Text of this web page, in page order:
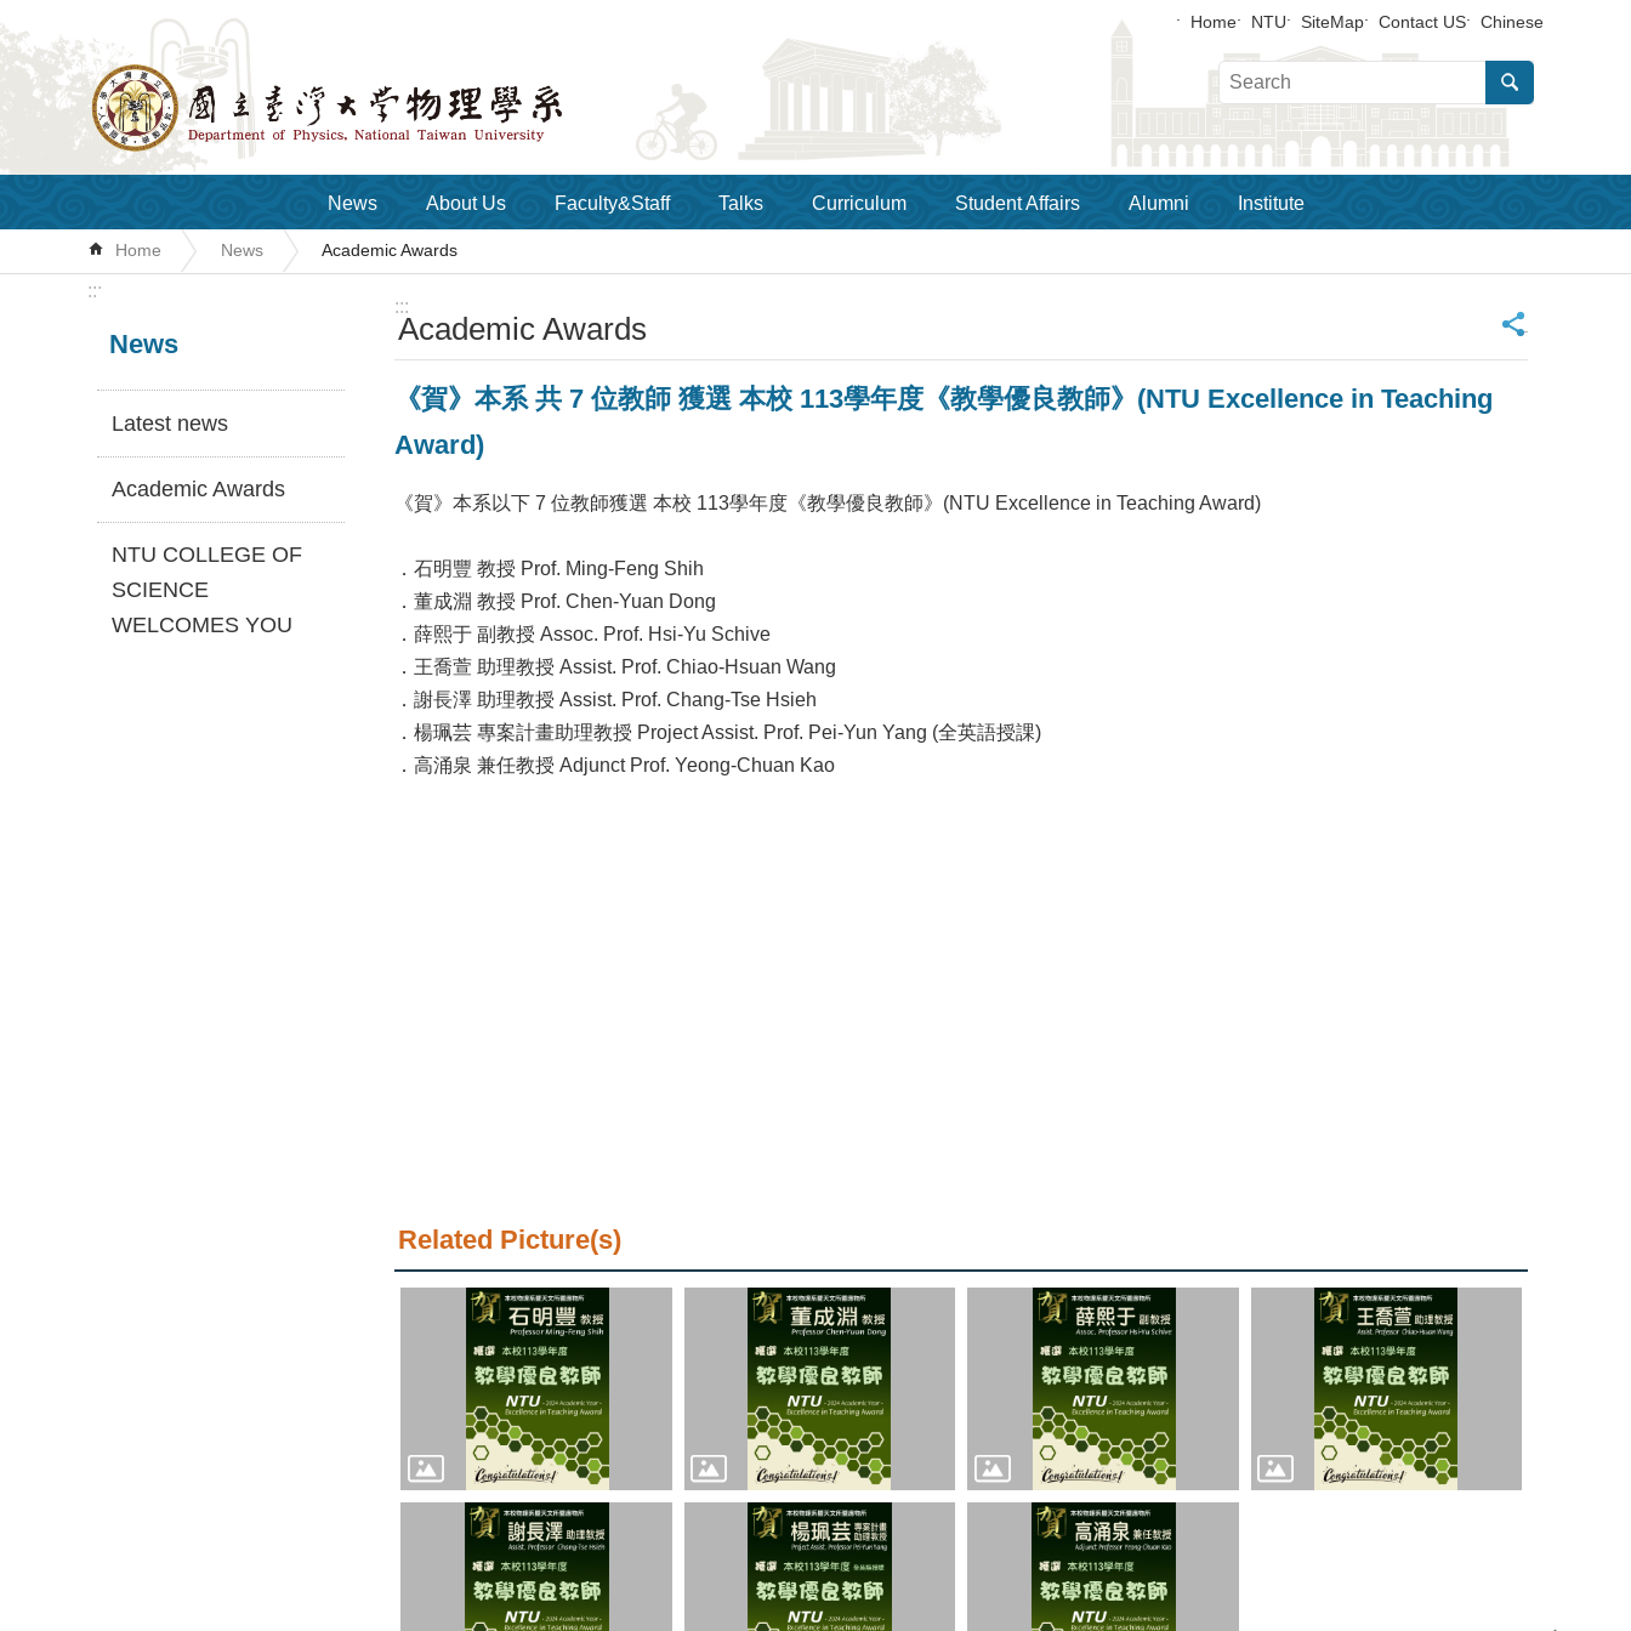
Skip to main content Home NTU SiteMap Contact US Chinese
News About Us Faculty&Staff Talks Curriculum Student Affairs Alumni Institute
Home News Academic Awards
:::
News
Latest news
Academic Awards
NTU COLLEGE OF
SCIENCE
WELCOMES YOU
:::
Academic Awards _
《賀》本系 共 7 位教師 獲選 本校 113學年度《教學優良教師》(NTU Excellence in Teaching
Award)
《賀》本系以下 7 位教師獲選 本校 113學年度《教學優良教師》(NTU Excellence in Teaching Award)
．石明豐 教授 Prof. Ming-Feng Shih
．董成淵 教授 Prof. Chen-Yuan Dong
．薛熙于 副教授 Assoc. Prof. Hsi-Yu Schive
．王喬萱 助理教授 Assist. Prof. Chiao-Hsuan Wang
．謝長澤 助理教授 Assist. Prof. Chang-Tse Hsieh
．楊珮芸 專案計畫助理教授 Project Assist. Prof. Pei-Yun Yang (全英語授課)
．高涌泉 兼任教授 Adjunct Prof. Yeong-Chuan Kao
Related Picture(s)